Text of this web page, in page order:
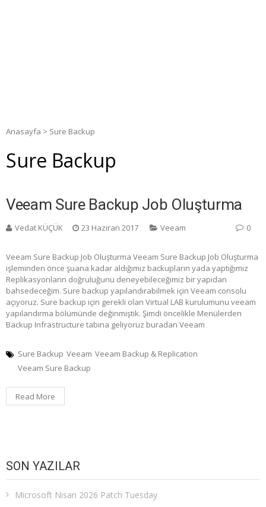
Anasayfa > Sure Backup
Sure Backup
Veeam Sure Backup Job Oluşturma
Vedat KÜÇÜK 23 Haziran 2017 Veeam 0
Veeam Sure Backup Job Oluşturma Veeam Sure Backup Job Oluşturma
işleminden önce şuana kadar aldığımız backupların yada yaptığımız
Replikasyonların doğruluğunu deneyebileceğimiz bir yapıdan
bahsedeceğim. Sure backup yapılandırabilmek için Veeam consolu
açıyoruz. Sure backup için gerekli olan Virtual LAB kurulumunu veeam
yapılandırma bölümünde değinmiştik. Şimdi öncelikle Menülerden
Backup Infrastructure tabına geliyoruz buradan Veeam
Sure Backup Veeam Veeam Backup & Replication
Veeam Sure Backup
Read More
SON YAZILAR
Microsoft Nisan 2026 Patch Tuesday